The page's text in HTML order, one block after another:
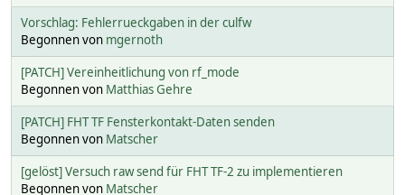
Vorschlag: Fehlerrueckgaben in der culfw
Begonnen von mgernoth
[PATCH] Vereinheitlichung von rf_mode
Begonnen von Matthias Gehre
[PATCH] FHT TF Fensterkontakt-Daten senden
Begonnen von Matscher
[gelöst] Versuch raw send für FHT TF-2 zu implementieren
Begonnen von Matscher